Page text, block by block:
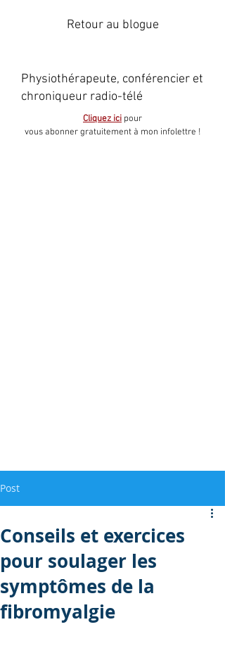
Retour au blogue
Physiothérapeute, conférencier et
chroniqueur radio-télé
Cliquez ici pour
vous abonner gratuitement à mon infolettre !
Post
Conseils et exercices
pour soulager les
symptômes de la
fibromyalgie